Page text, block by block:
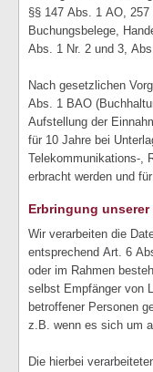
§§ 147 Abs. 1 AO,
Buchungsbelege,
Abs. 1 Nr. 2 und 3,
Nach gesetzlichen
Abs. 1 BAO
Aufstellung der
für 10 Jahre bei
Telekommunikations-,
erbracht werden und
Erbringung
Wir verarbeiten die
entsprechend Art. 6
oder im Rahmen
selbst Empfänger von
betroffener Personen
z.B. wenn es sich um
Die hierbei